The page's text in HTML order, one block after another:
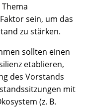
sein, um das
zu stärken.
sollten einen
etablieren,
des Vorstands
mit
(z. B.